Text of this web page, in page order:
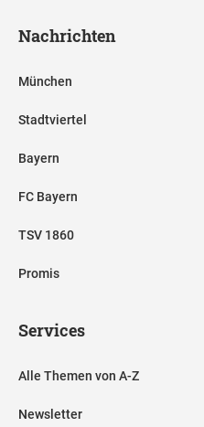
Nachrichten
München
Stadtviertel
Bayern
FC Bayern
TSV 1860
Promis
Services
Alle Themen von A-Z
Newsletter